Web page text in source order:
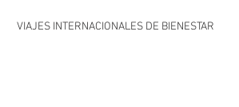
VIAJES INTERNACIONALES DE BIENESTAR